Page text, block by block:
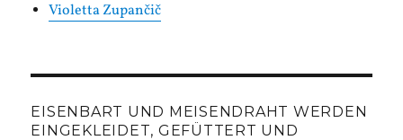
Violetta Zupančič
EISENBART UND MEISENDRAHT WERDEN
EINGEKLEIDET, GEFÜTTERT UND